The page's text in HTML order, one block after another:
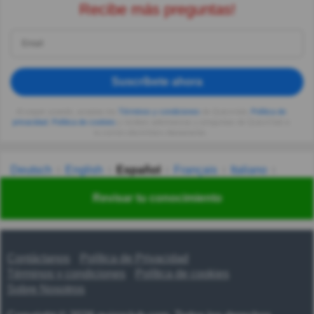
Revisar tu conocimiento
Recibe más preguntas!
Suscríbete ahora
privacidad
Deutsch English Español Français
Italiano
Українська हिन्दी 한국어 汉语
Contáctanos
Política de Privacidad
Términos y condiciones